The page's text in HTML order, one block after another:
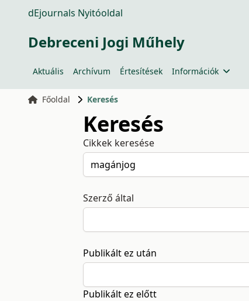
dEjournals Nyitóoldal
Debreceni Jogi Műhely
Aktuális Archívum Értesítések Információk
Főoldal Keresés
Keresés
Cikkek keresése
Szerző által
Publikált ez után
Publikált ez előtt